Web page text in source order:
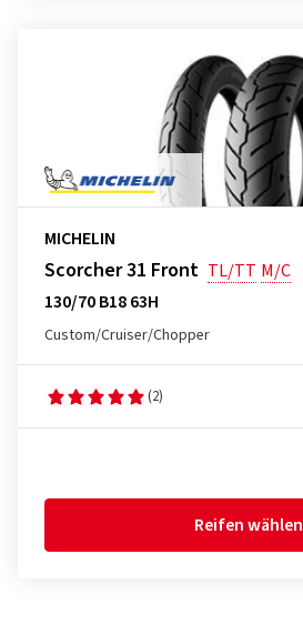
MICHELIN
Scorcher 31 Front TL/TT M/C
130/70 B18 63H
Custom/Cruiser/Chopper
(2)
Reifen wählen